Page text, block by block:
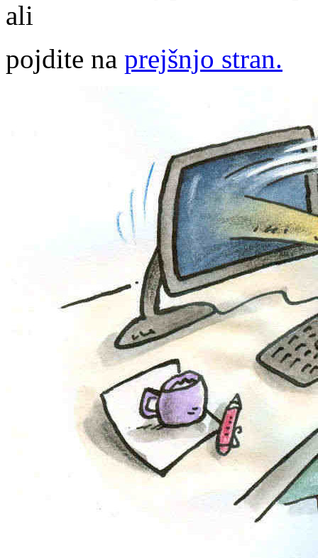
ali
pojdite na prejšnjo stran.